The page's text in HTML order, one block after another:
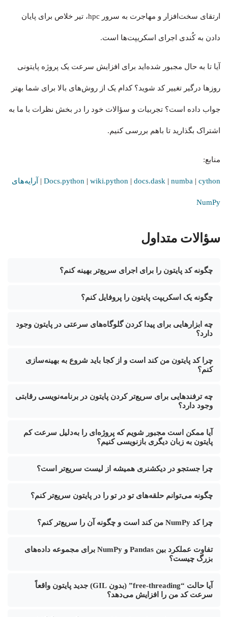
ارتقای سخت‌افزار و مهاجرت به سرور hpc، تیر خلاص برای پایان
دادن به کُندی اجرای اسکریپت‌ها است.
آیا تا به حال مجبور شده‌اید برای افزایش سرعت یک پروژه پایتونی
روزها درگیر تغییر کد شوید؟ کدام یک از روش‌های بالا برای شما بهتر
جواب داده است؟ تجربیات و سؤالات خود را در بخش نظرات با ما به
اشتراک بگذارید تا باهم بررسی کنیم.
منابع:
Docs.python | wiki.python |‌ docs.dask | numba | cython
| آرایه‌های
NumPy
سؤالات متداول
چگونه کد پایتون را برای اجرای سریع‌تر بهینه کنم؟
چگونه یک اسکریپت پایتون را پروفایل کنم؟
چه ابزارهایی برای پیدا کردن گلوگاه‌های سرعتی در پایتون وجود
دارد؟
چرا کد پایتون من کند است و از کجا باید شروع به بهینه‌سازی
کنم؟
چه ترفندهایی برای سریع‌تر کردن پایتون در برنامه‌نویسی رقابتی
وجود دارد؟
آیا ممکن است مجبور شویم که پروژه‌ای را به‌دلیل سرعت کم
پایتون به زبان دیگری بازنویسی کنیم؟
چرا جستجو در دیکشنری همیشه از لیست سریع‌تر است؟
چگونه می‌توانم حلقه‌های تو در تو را در پایتون سریع‌تر کنم؟
چرا کد NumPy من کند است و چگونه آن را سریع‌تر کنم؟
تفاوت عملکرد بین Pandas و NumPy برای مجموعه داده‌های
بزرگ چیست؟
آیا حالت “free-threading” (بدون GIL) جدید پایتون واقعاً
سرعت کد من را افزایش می‌دهد؟